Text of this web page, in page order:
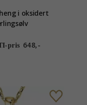
i oksidert
pris 648,-